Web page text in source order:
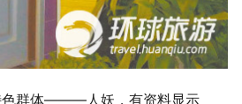
色群体―――人妖，有资料显示